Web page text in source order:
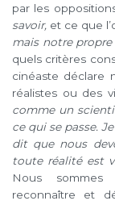
par les
savoir, et ce que
mais notre propre
quels critères
cinéaste déclare
réalistes ou des
comme un
ce qui se passe.
dit que nous
toute réalité est
Nous
reconnaître et